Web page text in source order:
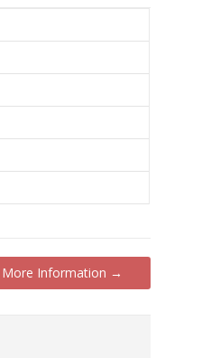
More Information →